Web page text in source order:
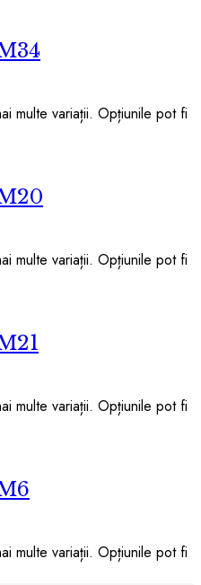
multe variații. Opțiunile pot fi
multe variații. Opțiunile pot fi
multe variații. Opțiunile pot fi
multe variații. Opțiunile pot fi